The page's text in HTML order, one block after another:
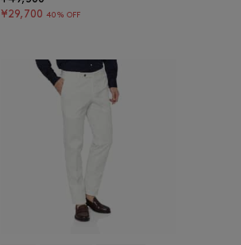
¥29,700 40% OFF